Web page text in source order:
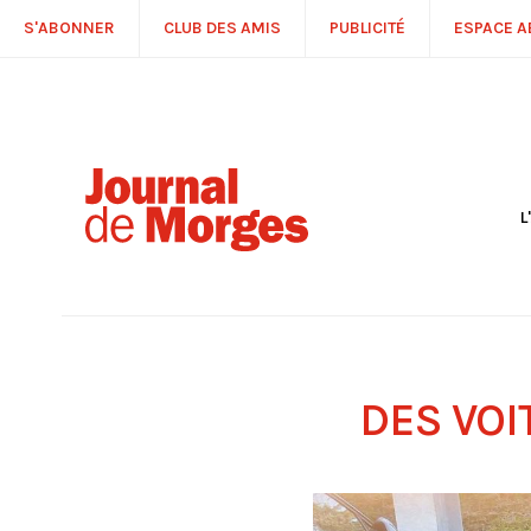
S'ABONNER CLUB DES AMIS PUBLICITÉ ESPACE
DES